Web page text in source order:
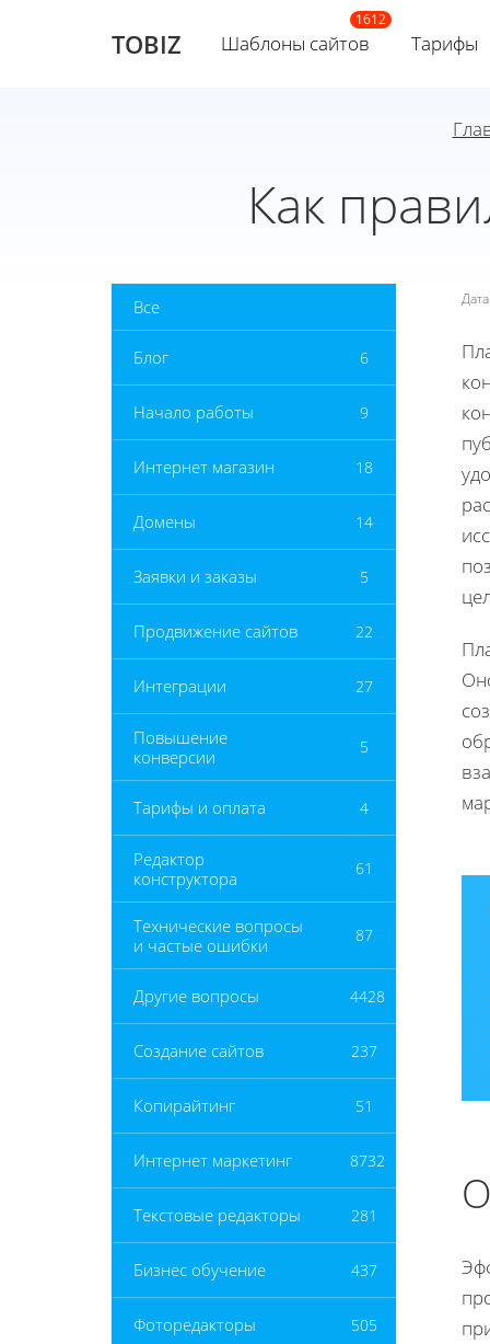
TOBIZ Шаблоны сайтов Тарифы
Как
Все
Блог 6
Начало работы 9
Интернет магазин 18
Домены 14
Заявки и заказы 5
Продвижение сайтов 22
Интеграции 27
Повышение
конверсии
5
Тарифы и оплата 4
Редактор
конструктора
61
Технические вопросы
и частые ошибки
87
Другие вопросы 4428
Создание сайтов 237
Копирайтинг 51
Интернет маркетинг 8732
Текстовые редакторы 281
Бизнес обучение 437
Фоторедакторы 505